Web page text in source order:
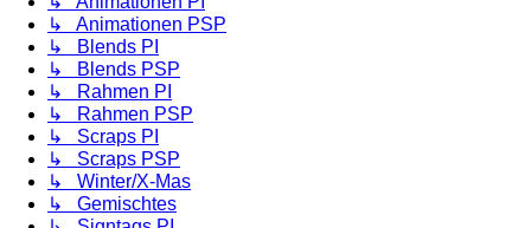
↳ Animationen PSP
↳ Blends PI
↳ Blends PSP
↳ Rahmen PI
↳ Rahmen PSP
↳ Scraps PI
↳ Scraps PSP
↳ Winter/X-Mas
↳ Gemischtes